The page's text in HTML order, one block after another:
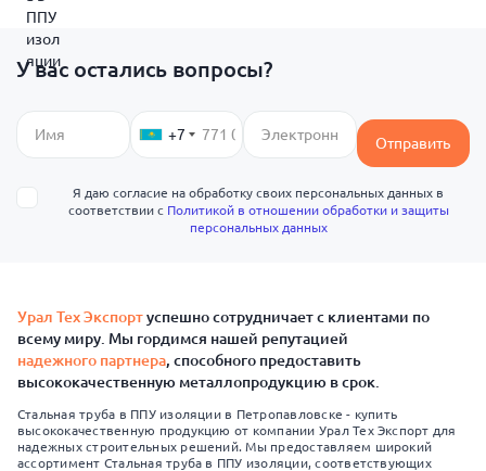
У вас остались вопросы?
+7 Отправить
Я даю согласие на обработку своих персональных данных в
соответствии с Политикой в отношении обработки и защиты
персональных данных
Урал Тех Экспортуспешно сотрудничает с клиентами по
всему миру. Мы гордимся нашей репутацией
надежного партнера, способного предоставить
высококачественную металлопродукцию в срок.
Стальная труба в ППУ изоляции в Петропавловске - купить
высококачественную продукцию от компании Урал Тех Экспорт для
надежных строительных решений. Мы предоставляем широкий
ассортимент Стальная труба в ППУ изоляции, соответствующих